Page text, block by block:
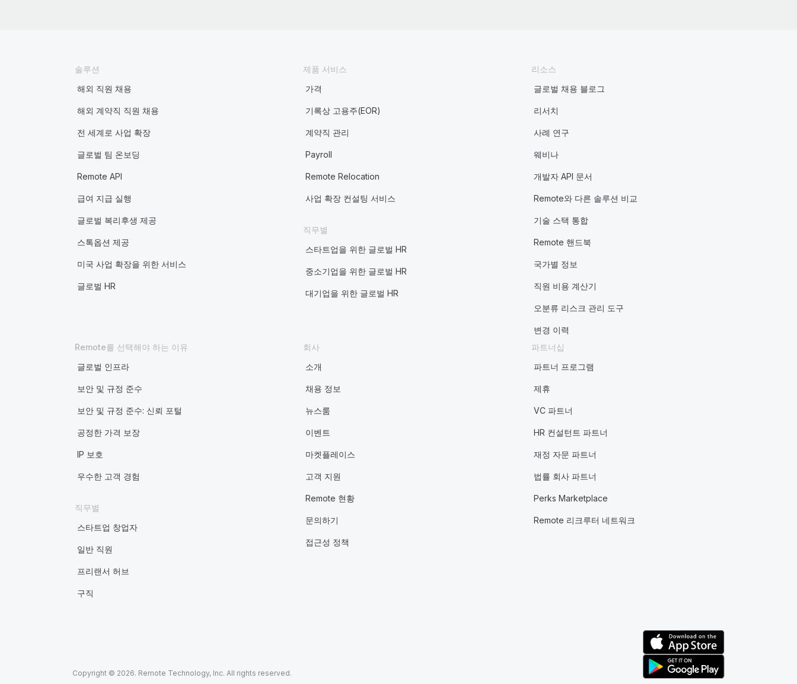
솔루션
해외 직원 채용
해외 계약직 직원 채용
전 세계로 사업 확장
글로벌 팀 온보딩
Remote API
급여 지급 실행
글로벌 복리후생 제공
스톡옵션 제공
미국 사업 확장을 위한 서비스
글로벌 HR
제품 서비스
가격
기록상 고용주(EOR)
계약직 관리
Payroll
Remote Relocation
사업 확장 컨설팅 서비스
직무별
스타트업을 위한 글로벌 HR
중소기업을 위한 글로벌 HR
대기업을 위한 글로벌 HR
리소스
글로벌 채용 블로그
리서치
사례 연구
웨비나
개발자 API 문서
Remote와 다른 솔루션 비교
기술 스택 통합
Remote 핸드북
국가별 정보
직원 비용 계산기
오분류 리스크 관리 도구
변경 이력
Remote를 선택해야 하는 이유
글로벌 인프라
보안 및 규정 준수
보안 및 규정 준수: 신뢰 포털
공정한 가격 보장
IP 보호
우수한 고객 경험
직무별
스타트업 창업자
일반 직원
프리랜서 허브
구직
회사
소개
채용 정보
뉴스룸
이벤트
마켓플레이스
고객 지원
Remote 현황
문의하기
접근성 정책
파트너십
파트너 프로그램
제휴
VC 파트너
HR 컨설턴트 파트너
재정 자문 파트너
법률 회사 파트너
Perks Marketplace
Remote 리크루터 네트워크
Copyright © 2026. Remote Technology, Inc. All rights reserved.